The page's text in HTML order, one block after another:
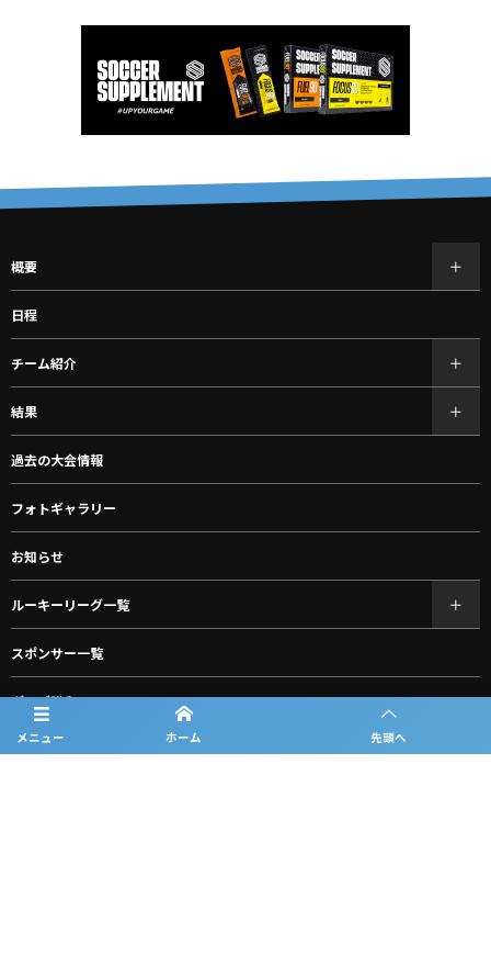
メニュー ホーム 先頭へ
概要
日程
チーム紹介
結果
過去の大会情報
フォトギャラリー
お知らせ
ルーキーリーグ一覧
スポンサー一覧
グッズ購入
お問合わせ